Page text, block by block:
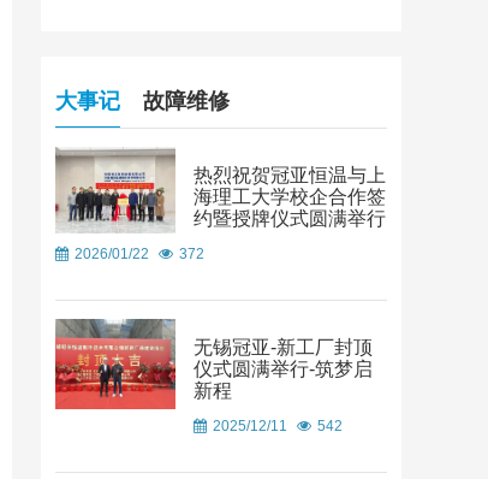
大事记 故障维修
热烈祝贺冠亚恒温与上
海理工大学校企合作签
约暨授牌仪式圆满举行
2026/01/22 372
无锡冠亚-新工厂封顶
仪式圆满举行-筑梦启
新程
2025/12/11 542